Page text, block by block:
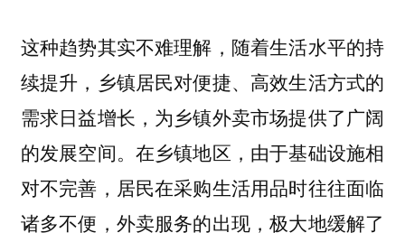
这种趋势其实不难理解，随着生活水平的持
续提升，乡镇居民对便捷、高效生活方式的
需求日益增长，为乡镇外卖市场提供了广阔
的发展空间。在乡镇地区，由于基础设施相
对不完善，居民在采购生活用品时往往面临
诸多不便，外卖服务的出现，极大地缓解了